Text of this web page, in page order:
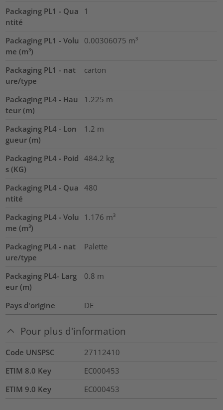
Packaging PL1 - Qua
ntité
1
Packaging PL1 - Volu
me (m³)
0.00306075 m³
Packaging PL1 - nat
ure/type
carton
Packaging PL4 - Hau
teur (m)
1.225 m
Packaging PL4 - Lon
gueur (m)
1.2 m
Packaging PL4 - Poid
s (KG)
484.2 kg
Packaging PL4 - Qua
ntité
480
Packaging PL4 - Volu
me (m³)
1.176 m³
Packaging PL4 - nat
ure/type
Palette
Packaging PL4- Larg
eur (m)
0.8 m
Pays d'origine DE
Pour plus d'information
Code UNSPSC
27112410
ETIM 8.0 Key
EC000453
ETIM 9.0 Key
EC000453